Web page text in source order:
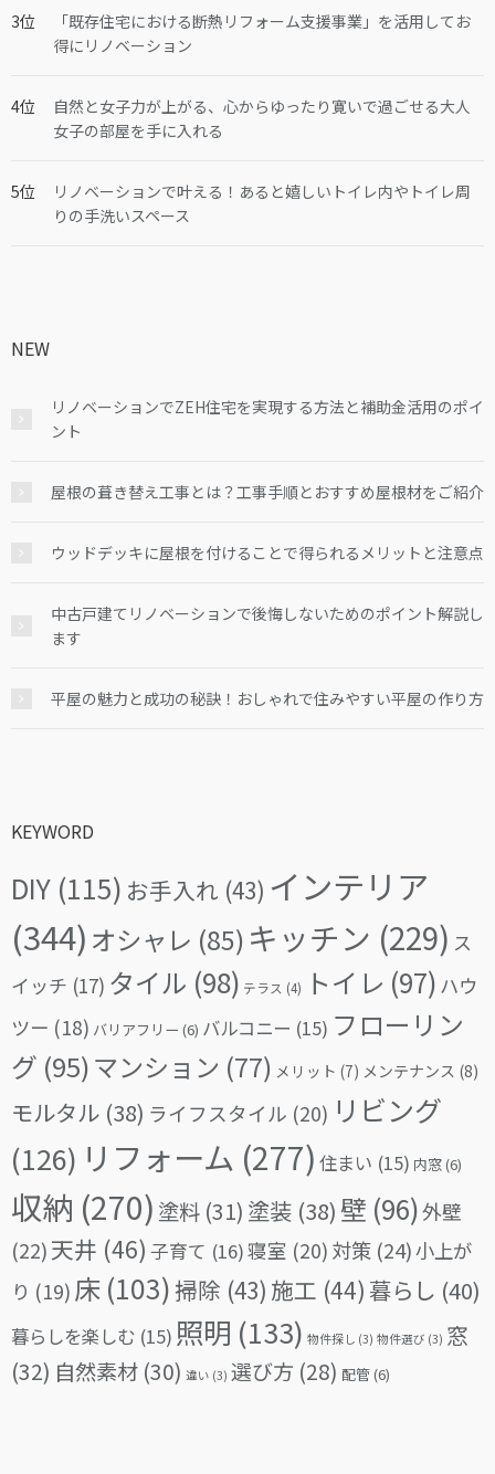
「既存住宅における断熱リフォーム支援事業」を活用してお
得にリノベーション
自然と女子力が上がる、心からゆったり寛いで過ごせる大人
女子の部屋を手に入れる
リノベーションで叶える！あると嬉しいトイレ内やトイレ周
りの手洗いスペース
NEW
リノベーションでZEH住宅を実現する方法と補助金活用のポイ
ント
屋根の葺き替え工事とは？工事手順とおすすめ屋根材をご紹介
ウッドデッキに屋根を付けることで得られるメリットと注意点
中古戸建てリノベーションで後悔しないためのポイント解説し
ます
平屋の魅力と成功の秘訣！おしゃれで住みやすい平屋の作り方
KEYWORD
DIY (115) お手入れ (43) インテリア
(344) オシャレ (85) キッチン (229) ス
イッチ (17) タイル (98) テラス (4) トイレ (97) ハウ
ツー (18) バリアフリー (6) バルコニー (15) フローリン
グ (95)マンション (77) メリット (7) メンテナンス (8)
モルタル (38) ライフスタイル (20) リビング
(126) リフォーム (277) 住まい (15) 内窓(6)
収納 (270) 塗料 (31) 塗装 (38) 壁 (96)外壁
(22)天井 (46) 子育て (16)寝室 (20) 対策 (24)小上が
り (19) 床 (103)掃除 (43) 施工 (44) 暮らし (40)
暮らしを楽しむ (15) 照明 (133) 物件探し (3) 物件選び (3) 窓
(32) 自然素材 (30) 違い (3) 選び方 (28) 配管(6)